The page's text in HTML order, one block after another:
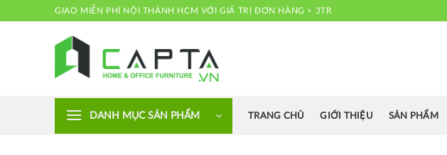
GIAO MIỄN PHÍ NỘI THÀNH HCM VỚI GIÁ TRỊ ĐƠN HÀNG > 3TR
DANH MỤC SẢN PHẨM TRANG CHỦ GIỚI THIỆU SẢN PHẨM